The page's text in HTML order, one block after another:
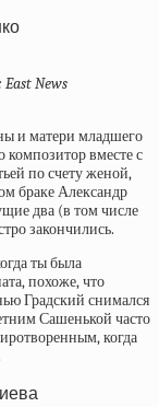
News
и матери младшего
вместе с
по счету женой,
браке Александр
два (в том числе
закончились.
ты была
похоже, что
Градский снимался
Сашенькой часто
когда